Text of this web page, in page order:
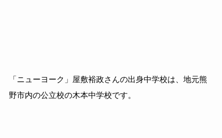
「ニューヨーク」屋敷裕政さんの出身中学校は、地元熊
野市内の公立校の木本中学校です。